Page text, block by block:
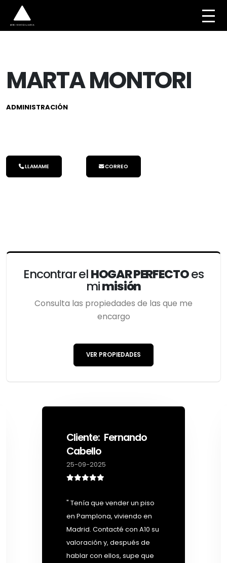
MARTA MONTORI
ADMINISTRACIÓN
LLAMAME CORREO
Encontrar elHOGAR PERFECTOes
mimisión
Consulta las propiedades de las que me
encargo
VER PROPIEDADES
Cliente: Fernando
Cabello
25-09-2025
" Tenía que vender un piso
en Pamplona, viviendo en
Madrid. Contacté con A10 su
valoración y, después de
hablar con ellos, supe que